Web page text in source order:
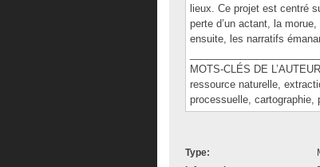
lieux. Ce projet est centré
perte d’un actant, la
ensuite, les narratifs
MOTS-CLÉS DE
ressource naturelle,
processuelle, cartographie,
Type: